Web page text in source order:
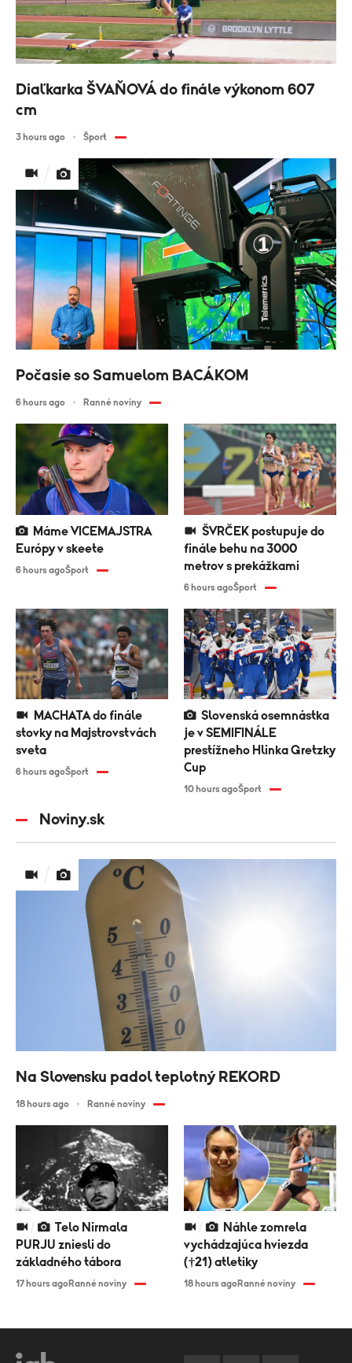
Diaľkarka ŠVAŇOVÁ do finále výkonom 607
cm
3 hours ago Šport
Počasie so Samuelom BACÁKOM
6 hours ago Ranné noviny
Európy v skeete
6 hours agoŠport
finále behu na 3000
metrov s prekážkami
6 hours agoŠport
stovky na Majstrovstvách
sveta
6 hours agoŠport
je v SEMIFINÁLE
prestížneho Hlinka Gretzky
Cup
10 hours agoŠport
Noviny.sk
PURJU zniesli do
základného tábora
17 hours agoRanné noviny
vychádzajúca hviezda
(†21) atletiky
18 hours agoRanné noviny
Na Slovensku padol teplotný REKORD
18 hours ago Ranné noviny